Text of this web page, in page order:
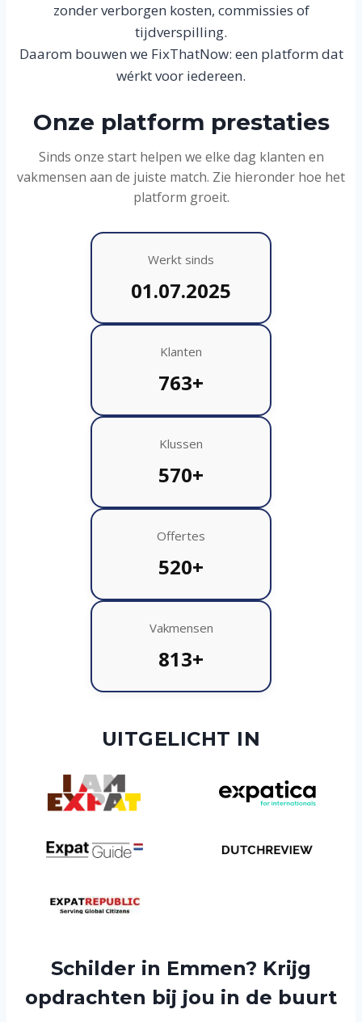
zonder verborgen kosten, commissies of
tijdverspilling.
Daarom bouwen we FixThatNow: een platform dat
wérkt voor iedereen.
Onze platform prestaties
Sinds onze start helpen we elke dag klanten en
vakmensen aan de juiste match. Zie hieronder hoe het
platform groeit.
Werkt sinds
01.07.2025
Klanten
763+
Klussen
570+
Offertes
520+
Vakmensen
813+
UITGELICHT IN
Schilder in Emmen? Krijg
opdrachten bij jou in de buurt